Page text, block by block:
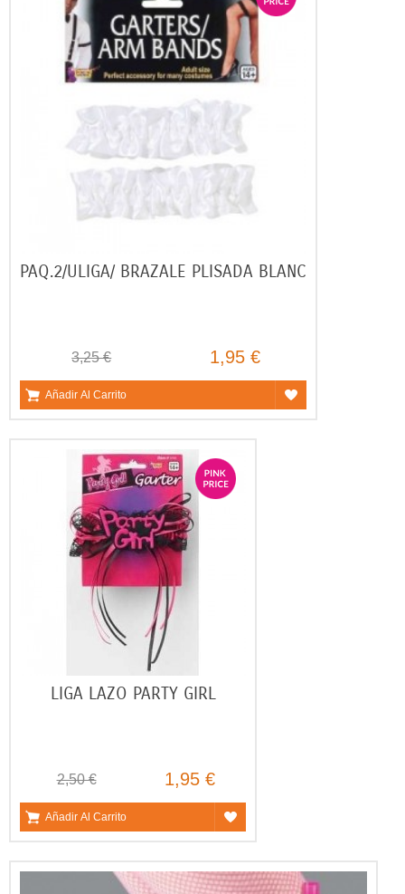
PAQ.2/ULIGA/ BRAZALE PLISADA BLANC
3,25 € 1,95 €
Añadir Al Carrito
LIGA LAZO PARTY GIRL
2,50 € 1,95 €
Añadir Al Carrito